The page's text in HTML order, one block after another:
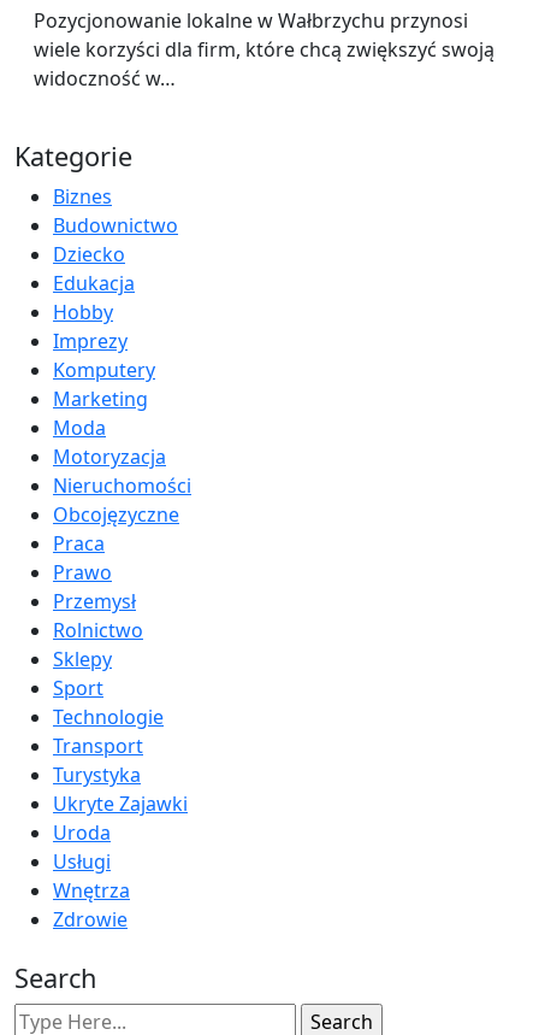
Pozycjonowanie lokalne w Wałbrzychu przynosi
wiele korzyści dla firm, które chcą zwiększyć swoją
widoczność w…
Kategorie
Biznes
Budownictwo
Dziecko
Edukacja
Hobby
Imprezy
Komputery
Marketing
Moda
Motoryzacja
Nieruchomości
Obcojęzyczne
Praca
Prawo
Przemysł
Rolnictwo
Sklepy
Sport
Technologie
Transport
Turystyka
Ukryte Zajawki
Uroda
Usługi
Wnętrza
Zdrowie
Search